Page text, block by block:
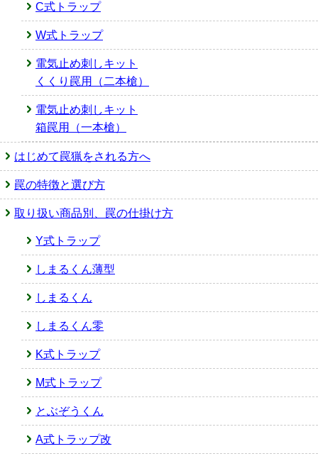
C式トラップ
W式トラップ
電気止め刺しキット
くくり罠用（二本槍）
電気止め刺しキット
箱罠用（一本槍）
はじめて罠猟をされる方へ
罠の特徴と選び方
取り扱い商品別、罠の仕掛け方
Y式トラップ
しまるくん薄型
しまるくん
しまるくん零
K式トラップ
M式トラップ
とぶぞうくん
A式トラップ改